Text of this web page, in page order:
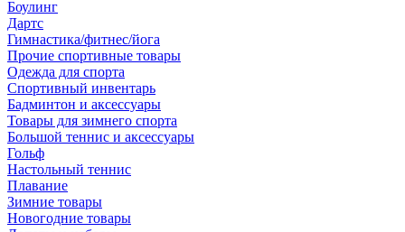
Боулинг
Дартс
Гимнастика/фитнес/йога
Прочие спортивные товары
Одежда для спорта
Спортивный инвентарь
Бадминтон и аксессуары
Товары для зимнего спорта
Большой теннис и аксессуары
Гольф
Настольный теннис
Плавание
Зимние товары
Новогодние товары